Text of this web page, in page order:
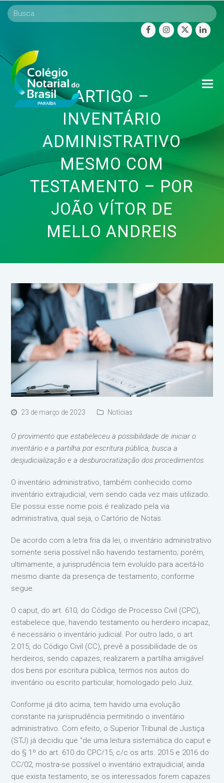
facebookinstagram
twitter
ARTIGO –
INVENTÁRIO
ADMINISTRATIVO
MESMO COM
TESTAMENTO – POR
JOÃO VÍTOR DE
MELLO ANDREIS
23 de março de 2023 Notícias
O provimento que estabeleceu a possibilidade de iniciar o
inventário e a partilha por escritura pública, busca a
desjudicialização e a desburocratização dos procedimentos.
O inventário administrativo, também conhecido como
inventário extrajudicial, vem sendo cada vez mais utilizado.
Ele possui esse nome pois é realizado pela via
administrativa, qual seja, o Cartório de Notas.
De acordo com a letra fria da lei, o inventário administrativo
somente seria possível não havendo testamento; porém,
ultimamente, a jurisprudência tem evoluído para aceitá-lo
mesmo diante da presença de testamento, conforme
segue.
O caput, do art. 610, do Código de Processo Civil (CPC),
estabelece que, havendo testamento ou herdeiro incapaz,
é necessário o inventário judicial. Por outro lado, o art.
2.015, do Código Civil (CC), prevê a possibilidade de os
herdeiros, sendo capazes, realizarem a partilha amigável
dos bens por escritura pública, termos nos autos do
inventário ou escrito particular, homologado pelo Juiz.
Conforme já dito acima, tem havido uma evolução
constante na jurisprudência permitindo o inventário
administrativo. Com efeito, o Superior Tribunal de Justiça
(STJ) já decidiu que “de uma leitura sistemática do caput e
do § 1º do art. 610 do CPC/15, c/c os arts. 2015 e 2016 do
CC/02, mostra-se possível o inventário extrajudicial, ainda
que exista testamento, se os interessados forem capazes